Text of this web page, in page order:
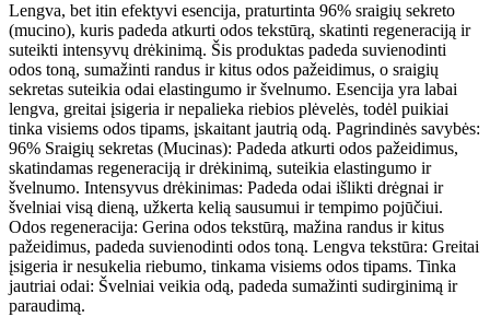
Lengva, bet itin efektyvi esencija, praturtinta 96% sraigių sekreto
(mucino), kuris padeda atkurti odos tekstūrą, skatinti regeneraciją ir
suteikti intensyvų drėkinimą. Šis produktas padeda suvienodinti
odos toną, sumažinti randus ir kitus odos pažeidimus, o sraigių
sekretas suteikia odai elastingumo ir švelnumo. Esencija yra labai
lengva, greitai įsigeria ir nepalieka riebios plėvelės, todėl puikiai
tinka visiems odos tipams, įskaitant jautrią odą. Pagrindinės savybės:
96% Sraigių sekretas (Mucinas): Padeda atkurti odos pažeidimus,
skatindamas regeneraciją ir drėkinimą, suteikia elastingumo ir
švelnumo. Intensyvus drėkinimas: Padeda odai išlikti drėgnai ir
švelniai visą dieną, užkerta kelią sausumui ir tempimo pojūčiui.
Odos regeneracija: Gerina odos tekstūrą, mažina randus ir kitus
pažeidimus, padeda suvienodinti odos toną. Lengva tekstūra: Greitai
įsigeria ir nesukelia riebumo, tinkama visiems odos tipams. Tinka
jautriai odai: Švelniai veikia odą, padeda sumažinti sudirginimą ir
paraudimą.